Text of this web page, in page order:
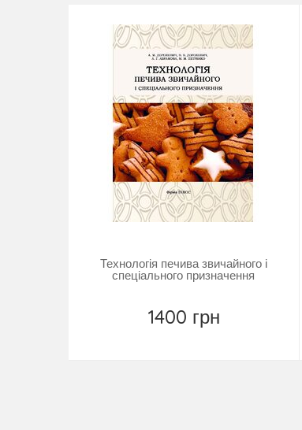
Технологія печива звичайного і
спеціального призначення
1400 грн